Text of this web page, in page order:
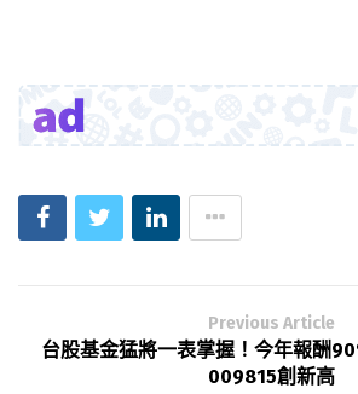
Previous Article
台股基金猛將一表掌握！今年報酬
009815創新高